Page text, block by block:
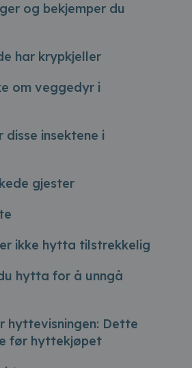
og bekjemper du
har krypkjeller
om veggedyr i
disse insektene i
gjester
ikke hytta tilstrekkelig
hytta for å unngå
hyttevisningen: Dette
før hyttekjøpet